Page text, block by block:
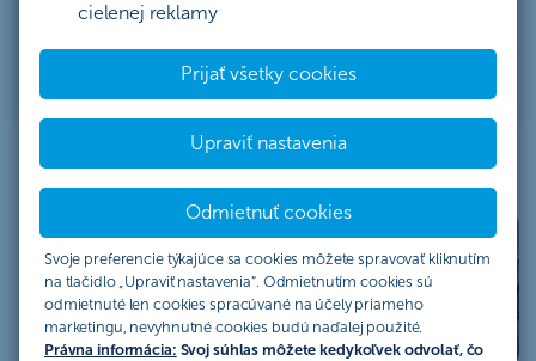
cielenej reklamy
Prijať všetky cookies
Upraviť nastavenia
Odmietnuť cookies
Svoje preferencie týkajúce sa cookies môžete spravovať kliknutím
na tlačidlo „Upraviť nastavenia“. Odmietnutím cookies sú
odmietnuté len cookies spracúvané na účely priameho
marketingu, nevyhnutné cookies budú naďalej použité.
Právna informácia: Svoj súhlas môžete kedykoľvek odvolať, čo
Leasingová kalkulačka
Auto pre biznis. Bez
úroku.
Pozrieť ponuku